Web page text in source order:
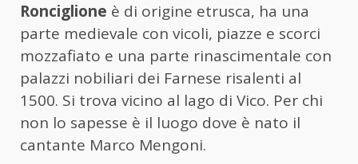
Ronciglione è di origine etrusca, ha una
parte medievale con vicoli, piazze e scorci
mozzafiato e una parte rinascimentale con
palazzi nobiliari dei Farnese risalenti al
1500. Si trova vicino al lago di Vico. Per chi
non lo sapesse è il luogo dove è nato il
cantante Marco Mengoni.